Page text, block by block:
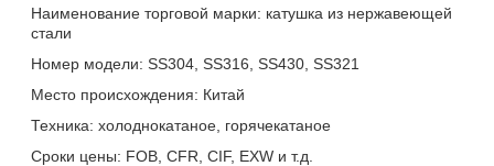
Наименование торговой марки: катушка из нержавеющей
стали
Номер модели: SS304, SS316, SS430, SS321
Место происхождения: Китай
Техника: холоднокатаное, горячекатаное
Сроки цены: FOB, CFR, CIF, EXW и т.д.